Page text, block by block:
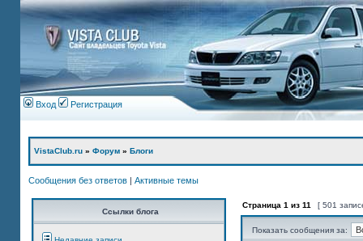
Вход Регистрация
VistaClub.ru » Форум » Блоги
Сообщения без ответов | Активные темы
Ссылки блога
Страница 1 из 11 [ 501
Показать сообщения за: